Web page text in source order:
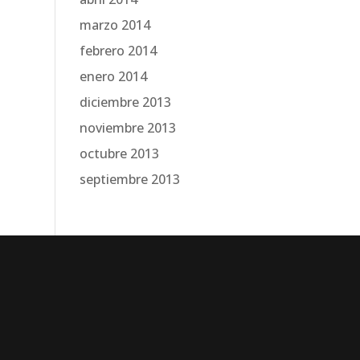
marzo 2014
febrero 2014
enero 2014
diciembre 2013
noviembre 2013
octubre 2013
septiembre 2013